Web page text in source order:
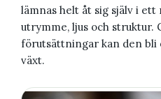
lämnas helt åt sig själv i
utrymme, ljus och struktur.
förutsättningar kan den
växt.